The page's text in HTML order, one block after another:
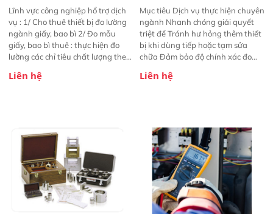
Lĩnh vực công nghiệp hổ trợ dịch
vụ : 1/ Cho thuê thiết bị đo lường
ngành giấy, bao bì 2/ Đo mẫu
giấy, bao bì thuê : thực hiện đo
lường các chỉ tiêu chất lượng theo
chỉ số màu sắc, so sánh màu sản
Liên hệ
Mục tiêu Dịch vụ thực hiện chuyên
ngành Nhanh chóng giải quyết
triệt để Tránh hư hỏng thêm thiết
bị khi dùng tiếp hoặc tạm sửa
chữa Đảm bảo độ chính xác đo
Liên hệ